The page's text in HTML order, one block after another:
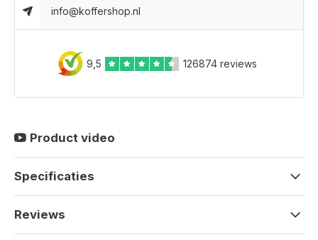
info@koffershop.nl
9,5 126874 reviews
Product video
Specificaties
Reviews